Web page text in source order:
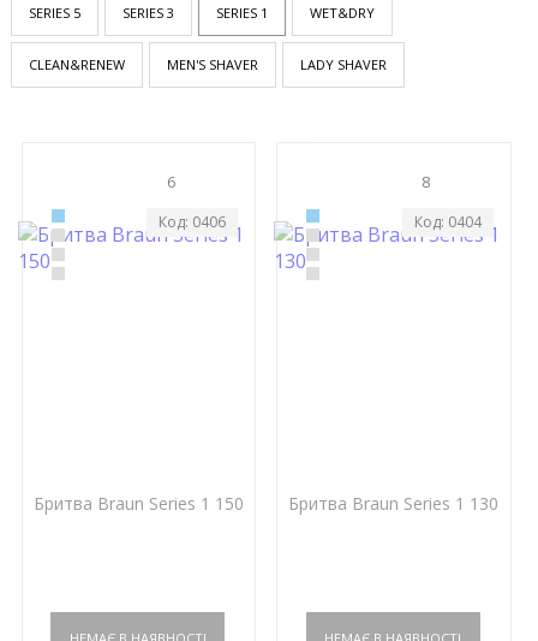
SERIES 5 SERIES 3 SERIES 1 WET&DRY
CLEAN&RENEW MEN'S SHAVER LADY SHAVER
6
Бритва Braun Series 1 150
Код: 0406
8
Бритва Braun Series 1 130
Код: 0404